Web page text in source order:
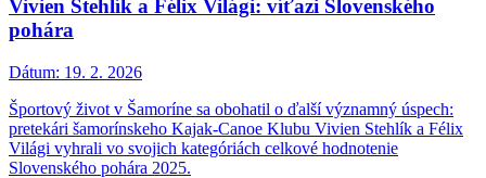
Vivien Stehlík a Félix Világi: víťazi Slovenského
pohára
Dátum: 19. 2. 2026
Športový život v Šamoríne sa obohatil o ďalší významný úspech:
pretekári šamorínskeho Kajak-Canoe Klubu Vivien Stehlík a Félix
Világi vyhrali vo svojich kategóriách celkové hodnotenie
Slovenského pohára 2025.